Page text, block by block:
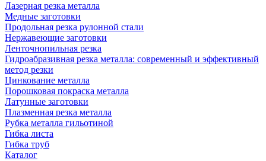
Лазерная резка металла
Медные заготовки
Продольная резка рулонной стали
Нержавеющие заготовки
Ленточнопильная резка
Гидроабразивная резка металла: современный и эффективный
метод резки
Цинкование металла
Порошковая покраска металла
Латунные заготовки
Плазменная резка металла
Рубка металла гильотиной
Гибка листа
Гибка труб
Каталог